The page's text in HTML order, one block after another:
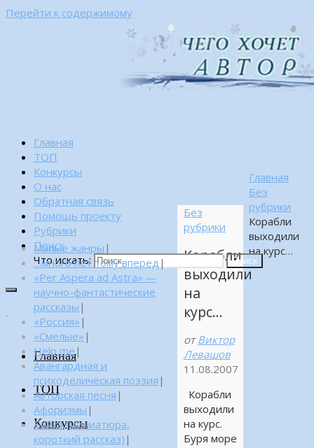
Перейти к содержимому
Главная
ТОП
Конкурсы
О нас
Обратная связь
Помощь проекту
Рубрики
Поиск
Что искать:
Поиск
Главная
ТОП
Конкурсы
Главная
Без
рубрики
Корабли
выходили
на курс…
Без
рубрики
Корабли
выходили
на
курс…
от Виктор
Левашов
11.08.2007
Корабли
выходили
на курс.
Буря море
Малые жанры |
…много лет тому вперед |
«Per Aspera ad Astra» —
научно-фантастические
рассказы |
«Россия» |
«Смелые» |
Help me|
Авангардная и
психоделическая поэзия |
Авторская песня |
Афоризмы |
Байка (миниатюра,
короткий рассказ) |